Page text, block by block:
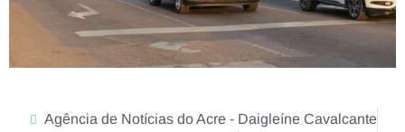
Agência de Notícias do Acre - Daigleíne Cavalcante